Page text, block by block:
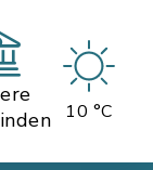
10 °C